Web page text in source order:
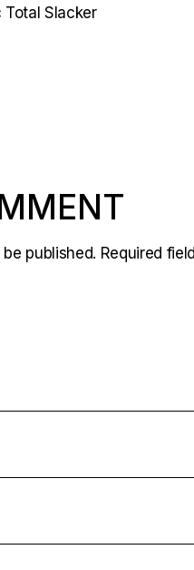
Total Slacker
published. Required